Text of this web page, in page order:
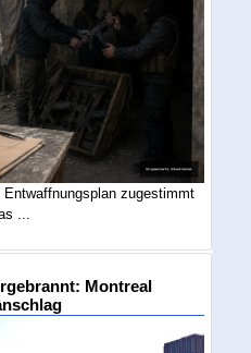
Entwaffnungsplan zugestimmt
...
Montreal